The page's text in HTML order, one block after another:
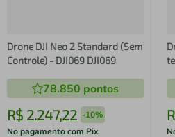
Drone DJI Neo 2 Standard (Sem
Controle) - DJI069 DJI069
78.850 pontos
R$ 2.247,22 -10%
No pagamento com Pix